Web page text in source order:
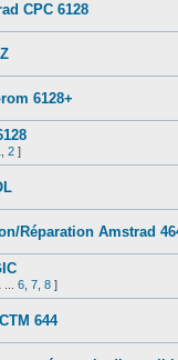
CPC 6128
6128+
2 ]
Réparation Amstrad
6 7 8 ]
644